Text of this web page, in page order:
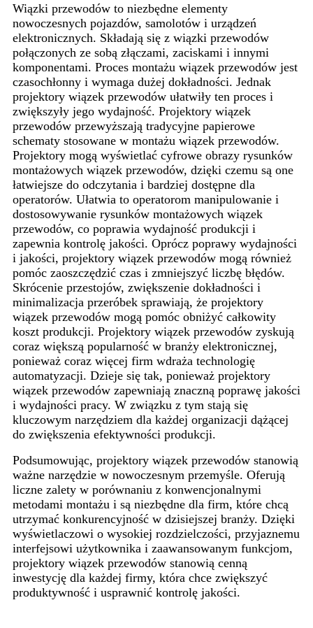
Wiązki przewodów to niezbędne elementy
nowoczesnych pojazdów, samolotów i urządzeń
elektronicznych. Składają się z wiązki przewodów
połączonych ze sobą złączami, zaciskami i innymi
komponentami. Proces montażu wiązek przewodów jest
czasochłonny i wymaga dużej dokładności. Jednak
projektory wiązek przewodów ułatwiły ten proces i
zwiększyły jego wydajność. Projektory wiązek
przewodów przewyższają tradycyjne papierowe
schematy stosowane w montażu wiązek przewodów.
Projektory mogą wyświetlać cyfrowe obrazy rysunków
montażowych wiązek przewodów, dzięki czemu są one
łatwiejsze do odczytania i bardziej dostępne dla
operatorów. Ułatwia to operatorom manipulowanie i
dostosowywanie rysunków montażowych wiązek
przewodów, co poprawia wydajność produkcji i
zapewnia kontrolę jakości. Oprócz poprawy wydajności
i jakości, projektory wiązek przewodów mogą również
pomóc zaoszczędzić czas i zmniejszyć liczbę błędów.
Skrócenie przestojów, zwiększenie dokładności i
minimalizacja przeróbek sprawiają, że projektory
wiązek przewodów mogą pomóc obniżyć całkowity
koszt produkcji. Projektory wiązek przewodów zyskują
coraz większą popularność w branży elektronicznej,
ponieważ coraz więcej firm wdraża technologię
automatyzacji. Dzieje się tak, ponieważ projektory
wiązek przewodów zapewniają znaczną poprawę jakości
i wydajności pracy. W związku z tym stają się
kluczowym narzędziem dla każdej organizacji dążącej
do zwiększenia efektywności produkcji.
Podsumowując, projektory wiązek przewodów stanowią
ważne narzędzie w nowoczesnym przemyśle. Oferują
liczne zalety w porównaniu z konwencjonalnymi
metodami montażu i są niezbędne dla firm, które chcą
utrzymać konkurencyjność w dzisiejszej branży. Dzięki
wyświetlaczowi o wysokiej rozdzielczości, przyjaznemu
interfejsowi użytkownika i zaawansowanym funkcjom,
projektory wiązek przewodów stanowią cenną
inwestycję dla każdej firmy, która chce zwiększyć
produktywność i usprawnić kontrolę jakości.